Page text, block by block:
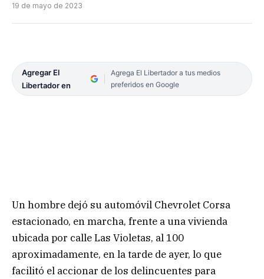
19 de mayo de 2023
Agregar El
Libertador en
Agrega El Libertador a tus medios
preferidos en Google
Un hombre dejó su automóvil Chevrolet Corsa
estacionado, en marcha, frente a una vivienda
ubicada por calle Las Violetas, al 100
aproximadamente, en la tarde de ayer, lo que
facilitó el accionar de los delincuentes para